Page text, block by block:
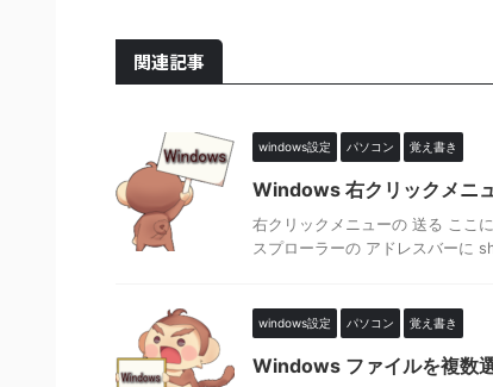
関連記事
windows設定 パソコン 覚え書き
Windows 右クリックメニ
右クリックメニューの 送る ここ
スプローラーの アドレスバーに
windows設定 パソコン 覚え書き
Windows ファイルを複数